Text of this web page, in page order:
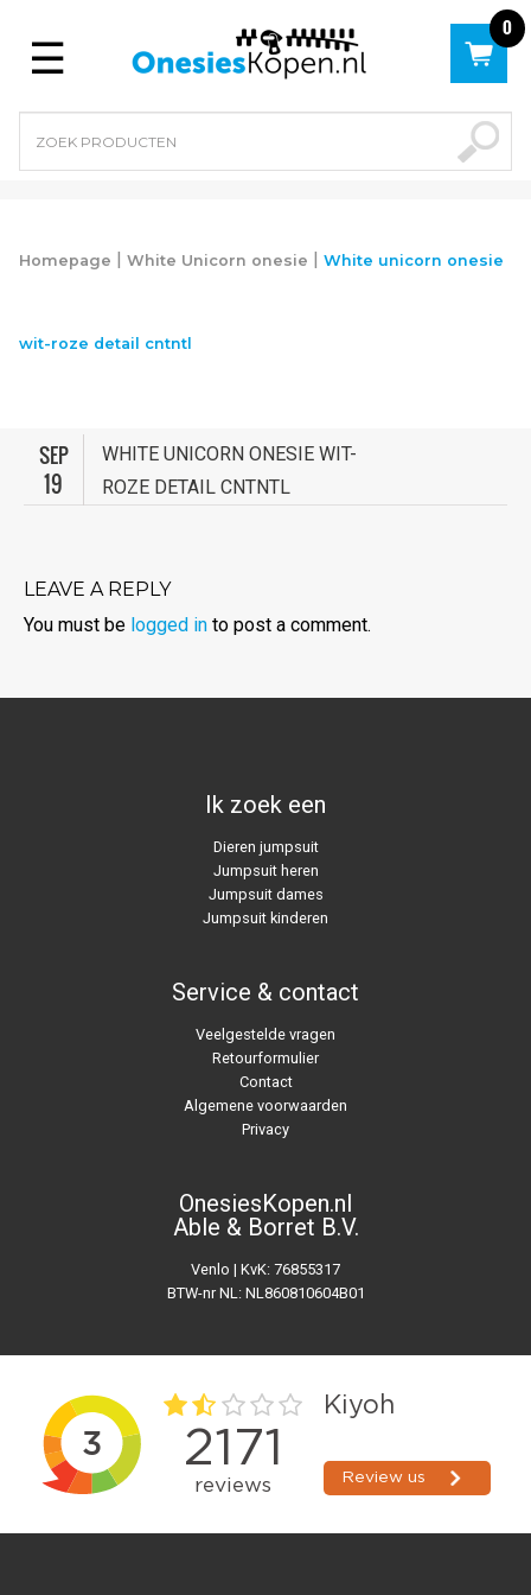
Menu
0
Homepage | White Unicorn onesie | White unicorn onesie
wit-roze detail cntntl
SEP
19
WHITE UNICORN ONESIE WIT-
ROZE DETAIL CNTNTL
LEAVE A REPLY
You must be logged in to post a comment.
Ik zoek een
Dieren jumpsuit
Jumpsuit heren
Jumpsuit dames
Jumpsuit kinderen
Service & contact
Veelgestelde vragen
Retourformulier
Contact
Algemene voorwaarden
Privacy
OnesiesKopen.nl
Able & Borret B.V.
Venlo | KvK: 76855317
BTW-nr NL: NL860810604B01